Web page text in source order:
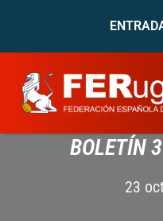
BOLETÍN
23